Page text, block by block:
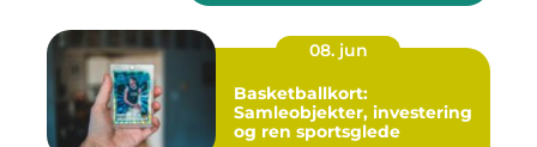
08. jun
Basketballkort:
Samleobjekter, investering
og ren sportsglede